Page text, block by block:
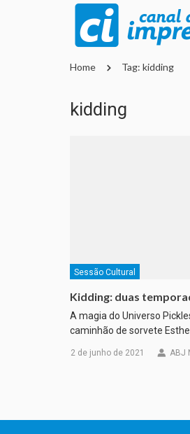
Home Tag: kidding
kidding
Sessão Cultural
Kidding: duas
A magia do Universo
caminhão de sorvete
2 de junho de 2021 ABJ